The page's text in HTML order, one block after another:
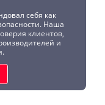
себя как
Наша
клиентов,
и